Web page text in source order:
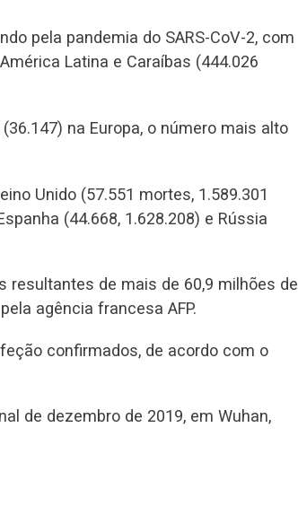
pela pandemia do SARS-CoV-2, com
Latina e Caraíbas (444.026
na Europa, o número mais alto
Unido (57.551 mortes, 1.589.301
(44.668, 1.628.208) e Rússia
resultantes de mais de 60,9 milhões de
agência francesa AFP.
confirmados, de acordo com o
de dezembro de 2019, em Wuhan,